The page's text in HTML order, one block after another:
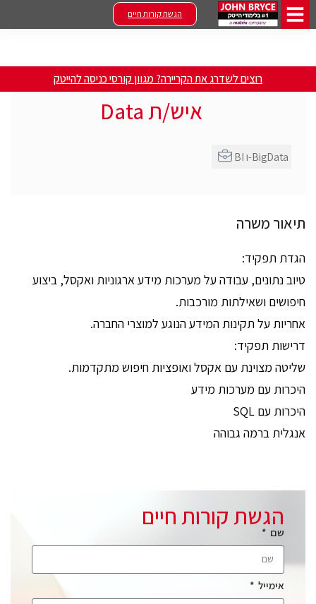
הגשת קורות חיים
רוצים לשדרג את הקריירה? מגוון קורסי כניסה להייטק
איש/ת Data
תיאור משרה
הגדת תפקיד:
טיוב נתונים, עבודה על מערכות מידע ארגוניות ואקסל, ביצוע
חיפושים ושאילתות מורכבות.
אחריות על תקינות המידע הנוגע למוצרי החברה.
דרישות תפקיד:
שליטה מצוינת עם אקסל ואופציות חיפוש מתקדמות.
היכרות עם מערכות מידע
היכרות עם SQL
אנגלית ברמה גבוהה
הגשת קורות חיים
שם
אימייל